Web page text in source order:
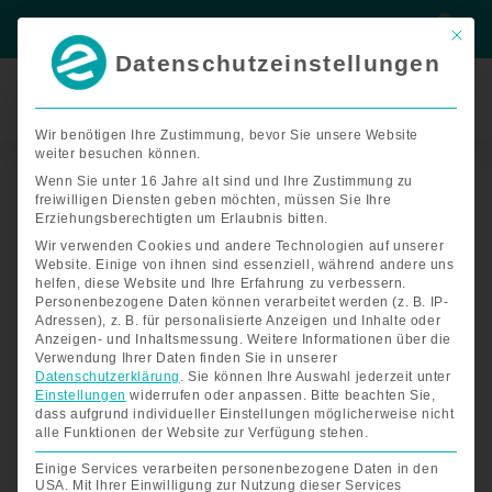
springen
Huka
Vasco
Dreirad
Menge
Mit
Datenschutzeinstellungen
Wir benötigen Ihre Zustimmung, bevor Sie unsere Website
weiter besuchen können.
Wenn Sie unter 16 Jahre alt sind und Ihre Zustimmung zu
freiwilligen Diensten geben möchten, müssen Sie Ihre
Erziehungsberechtigten um Erlaubnis bitten.
Wir verwenden Cookies und andere Technologien auf unserer
Website. Einige von ihnen sind essenziell, während andere uns
helfen, diese Website und Ihre Erfahrung zu verbessern.
Personenbezogene Daten können verarbeitet werden (z. B. IP-
Adressen), z. B. für personalisierte Anzeigen und Inhalte oder
Anzeigen- und Inhaltsmessung. Weitere Informationen über die
Verwendung Ihrer Daten finden Sie in unserer
Datenschutzerklärung . Sie können Ihre Auswahl jederzeit unter
Einstellungen widerrufen oder anpassen. Bitte beachten Sie,
dass aufgrund individueller Einstellungen möglicherweise nicht
alle Funktionen der Website zur Verfügung stehen.
Einige Services verarbeiten personenbezogene Daten in den
USA. Mit Ihrer Einwilligung zur Nutzung dieser Services